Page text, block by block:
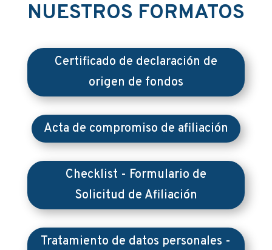
NUESTROS FORMATOS
Certificado de declaración de
origen de fondos
Acta de compromiso de afiliación
Checklist - Formulario de
Solicitud de Afiliación
Tratamiento de datos personales -